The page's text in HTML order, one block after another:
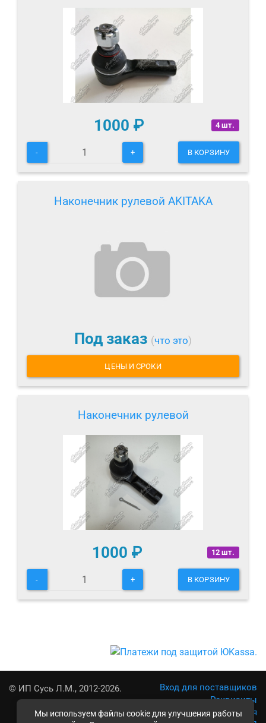
Мы используем файлы cookie для улучшения работы
4 шт.
1000 ₽
- + В КОРЗИНУ
Наконечник рулевой AKITAKA
Под заказ (что это)
ЦЕНЫ И СРОКИ
Наконечник рулевой
12 шт.
1000 ₽
- + В КОРЗИНУ
© ИП Сусь Л.М., 2012-2026.
Вход для поставщиков
Реквизиты
Условия использования